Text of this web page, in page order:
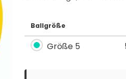
Ballgröße
Größe 5